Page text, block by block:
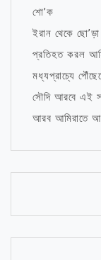
শো’ক
ইরান থেকে
প্রতিহত করল
মধ্যপ্রাচ্যে
সৌদি আরবে এই
আরব আমিরাতে